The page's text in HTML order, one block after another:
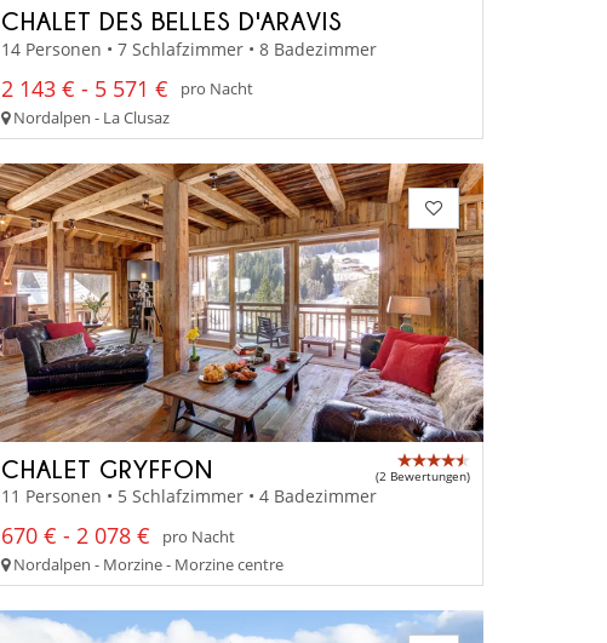
CHALET DES BELLES D'ARAVIS
14 Personen • 7 Schlafzimmer • 8 Badezimmer
2 143 € - 5 571 €
pro Nacht
Nordalpen - La Clusaz
CHALET GRYFFON (2 Bewertungen)
11 Personen • 5 Schlafzimmer • 4 Badezimmer
670 € - 2 078 €
pro Nacht
Nordalpen - Morzine - Morzine centre